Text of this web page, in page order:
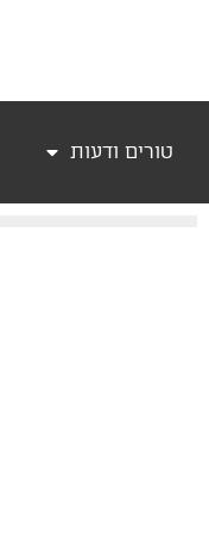
טורים ודעות